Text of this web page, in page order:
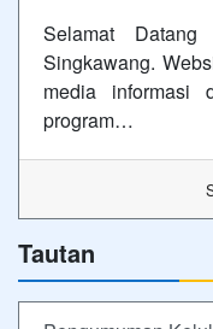
Selamat
Singkawang.
media informasi
program…
Tautan